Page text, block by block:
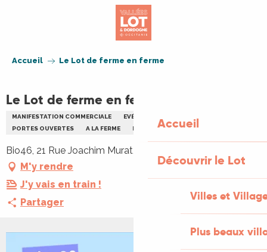
Accueil
Découvrir le Lot
Villes et
Plus beaux
Accueil Le Lot de ferme en ferme
Le Lot de ferme en ferme
MANIFESTATION COMMERCIALE
EVÉNEMENT JEUNE PUBLIC
PORTES OUVERTES
A LA FERME BIO ENFANTS FAMILLE
Bio46, 21 Rue Joachim Murat, 46000 Cahors
M'y rendre
J'y vais en train !
Partager